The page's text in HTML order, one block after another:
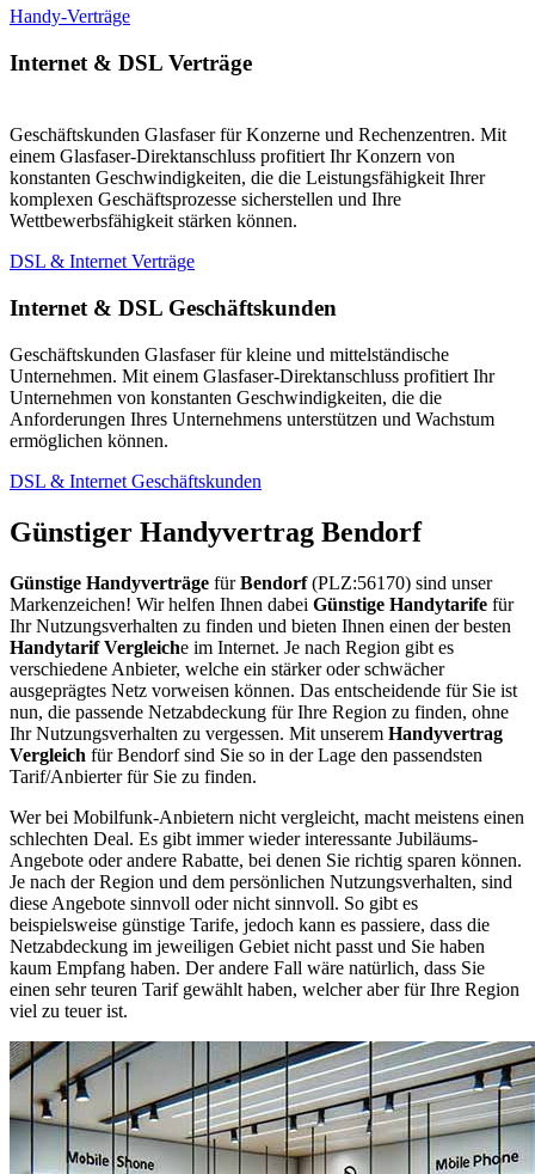
Handy-Verträge
Internet & DSL Verträge
Geschäftskunden Glasfaser für Konzerne und Rechenzentren. Mit
einem Glasfaser-Direktanschluss profitiert Ihr Konzern von
konstanten Geschwindigkeiten, die die Leistungsfähigkeit Ihrer
komplexen Geschäftsprozesse sicherstellen und Ihre
Wettbewerbsfähigkeit stärken können.
DSL & Internet Verträge
Internet & DSL Geschäftskunden
Geschäftskunden Glasfaser für kleine und mittelständische
Unternehmen. Mit einem Glasfaser-Direktanschluss profitiert Ihr
Unternehmen von konstanten Geschwindigkeiten, die die
Anforderungen Ihres Unternehmens unterstützen und Wachstum
ermöglichen können.
DSL & Internet Geschäftskunden
Günstiger Handyvertrag Bendorf
Günstige Handyverträge fürBendorf(PLZ:56170) sind unser
Markenzeichen! Wir helfen Ihnen dabei Günstige Handytarife für
Ihr Nutzungsverhalten zu finden und bieten Ihnen einen der besten
Handytarif Vergleiche im Internet. Je nach Region gibt es
verschiedene Anbieter, welche ein stärker oder schwächer
ausgeprägtes Netz vorweisen können. Das entscheidende für Sie ist
nun, die passende Netzabdeckung für Ihre Region zu finden, ohne
Ihr Nutzungsverhalten zu vergessen. Mit unserem Handyvertrag
Vergleich für Bendorf sind Sie so in der Lage den passendsten
Tarif/Anbierter für Sie zu finden.
Wer bei Mobilfunk-Anbietern nicht vergleicht, macht meistens einen
schlechten Deal. Es gibt immer wieder interessante Jubiläums-
Angebote oder andere Rabatte, bei denen Sie richtig sparen können.
Je nach der Region und dem persönlichen Nutzungsverhalten, sind
diese Angebote sinnvoll oder nicht sinnvoll. So gibt es
beispielsweise günstige Tarife, jedoch kann es passiere, dass die
Netzabdeckung im jeweiligen Gebiet nicht passt und Sie haben
kaum Empfang haben. Der andere Fall wäre natürlich, dass Sie
einen sehr teuren Tarif gewählt haben, welcher aber für Ihre Region
viel zu teuer ist.